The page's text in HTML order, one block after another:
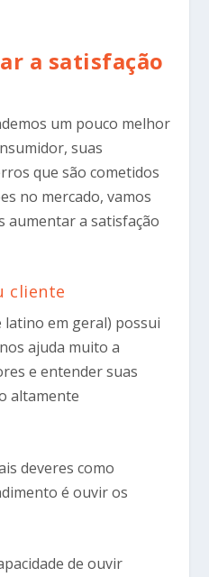
a satisfação
um pouco melhor
suas
que são cometidos
no mercado, vamos
aumentar a satisfação
cliente
em geral) possui
ajuda muito a
e entender suas
altamente
deveres como
é ouvir os
de ouvir